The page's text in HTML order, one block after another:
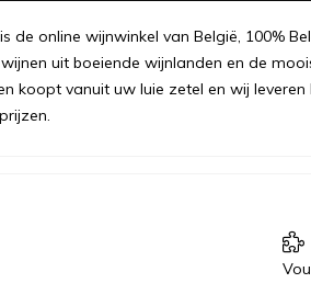
de online wijnwinkel van België, 100%
uit boeiende wijnlanden en de
koopt vanuit uw luie zetel en wij leveren